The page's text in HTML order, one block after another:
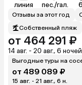
линия пес./гал.
Отзывы за этот год
Собственный пляж
от 464 291 ₽
14 авг. - 20 авг., 6 ночей
Выгодные туры на
от 489 089 ₽
15 авг. - 21 авг., 6 н.